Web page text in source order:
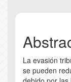
La evasión
se pueden